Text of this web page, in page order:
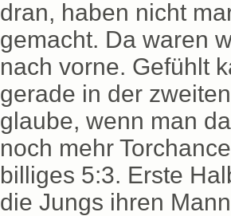
dran, haben nicht
gemacht. Da waren
nach vorne. Gefühlt
gerade in der
glaube, wenn man
noch mehr
billiges 5:3. Erste
die Jungs ihren